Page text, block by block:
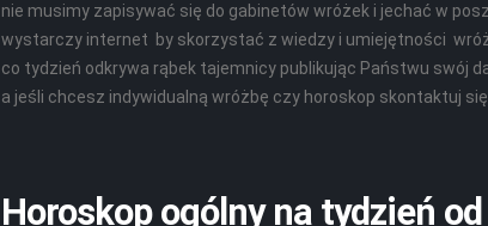
nie musimy zapisywać się do gabinetów wróżek i jechać w
wystarczy internet by skorzystać z wiedzy i umiejętności
co tydzień odkrywa rąbek tajemnicy publikując Państwu swój
a jeśli chcesz indywidualną wróżbę czy horoskop skontaktuj
Horoskop ogólny na tydzień